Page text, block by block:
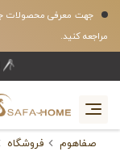
مراجعه کنید.
صفاهوم فروشگاه